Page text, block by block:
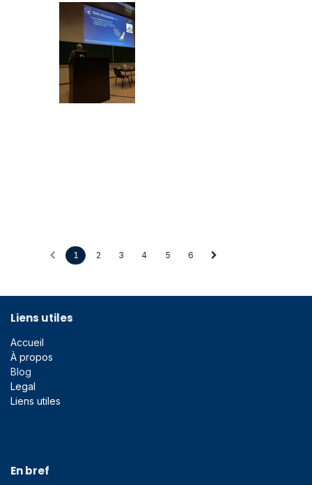
1 2 3 4 5 6
Liens utiles
Accueil
À propos
Blog
Legal
Liens utiles
En bref